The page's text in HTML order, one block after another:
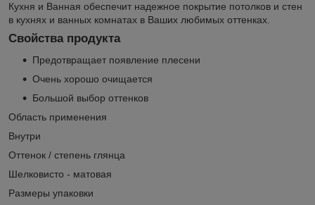
Кухня и Ванная обеспечит надежное покрытие потолков и стен
в кухнях и ванных комнатах в Ваших любимых оттенках.
Свойства продукта
Предотвращает появление плесени
Очень хорошо очищается
Большой выбор оттенков
Область применения
Bнутри
Оттенок / степень глянца
Шелковисто - матовая
Размеры упаковки